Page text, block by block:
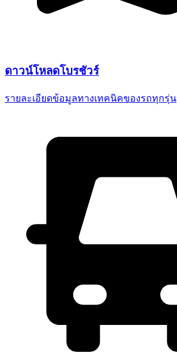
ดาวน์โหลดโบรชัวร์
รายละเอียดข้อมูลทางเทคนิคของรถทุกรุ่น